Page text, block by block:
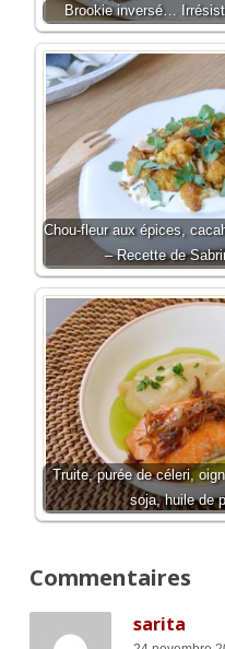
Brookie inversé…
Chou-fleur aux épices,
– Recette de
Truite, purée de céleri,
soja, huile de
Commentaires
sarita